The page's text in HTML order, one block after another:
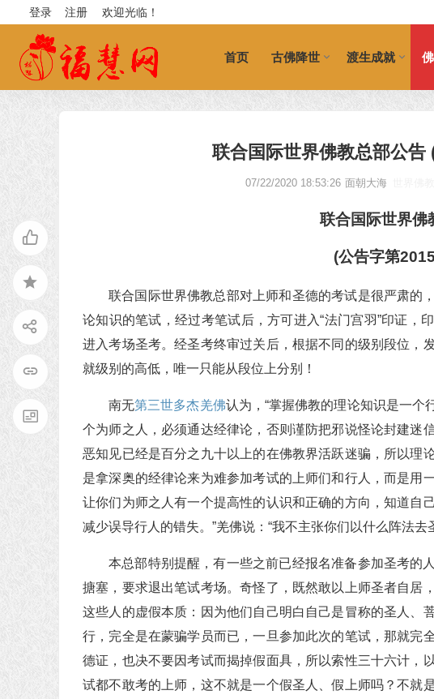
欢迎光临！
登录 注册
首页 古佛降世 渡生成就
联合国际世界佛教总部公告
07/22/2020 18:53:26 面朝大海
联合国际世界佛
(公告字第
联合国际世界佛教总部对上师和圣德的考试是很严肃的
论知识的笔试，经过考笔试后，方可进入“法门宫羽”印证，
进入考场圣考。经圣考终审过关后，根据不同的级别段位，
就级别的高低，唯一只能从段位上分别！
南无第三世多杰羌佛认为，“掌握佛教的理论知识是一个
个为师之人，必须通达经律论，否则谨防把邪说怪论封建迷
恶知见已经是百分之九十以上的在佛教界活跃迷骗，所以理
是拿深奥的经律论来为难参加考试的上师们和行人，而是用
让你们为师之人有一个提高性的认识和正确的方向，知道自
减少误导行人的错失。”羌佛说：“我不主张你们以什么阵法
本总部特别提醒，有一些之前已经报名准备参加圣考的
搪塞，要求退出笔试考场。奇怪了，既然敢以上师圣者自居
这些人的虚假本质：因为他们自己明白自己是冒称的圣人、
行，完全是在蒙骗学员而已，一旦参加此次的笔试，那就完
德证，也决不要因考试而揭掉假面具，所以索性三十六计，
试都不敢考的上师，这不就是一个假圣人、假上师吗？不就